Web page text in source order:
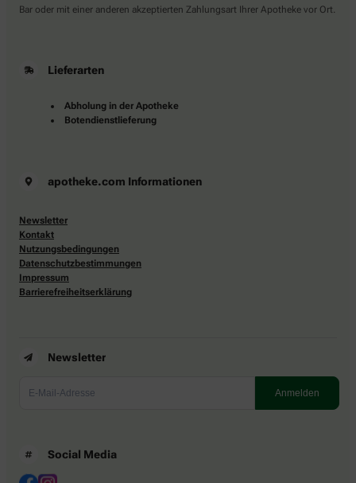
Bar oder mit einer anderen akzeptierten Zahlungsart Ihrer Apotheke vor Ort.
Lieferarten
Abholung in der Apotheke
Botendienstlieferung
apotheke.com Informationen
Newsletter
Kontakt
Nutzungsbedingungen
Datenschutzbestimmungen
Impressum
Barrierefreiheitserklärung
Newsletter
Social Media